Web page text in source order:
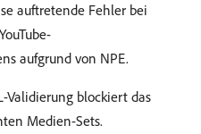
auftretende Fehler bei
aufgrund von NPE.
Validierung blockiert das
Medien-Sets.